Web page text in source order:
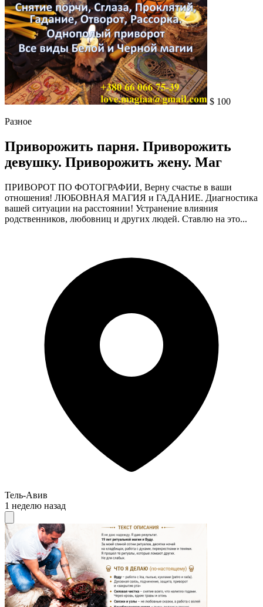
$ 100
Разное
Приворожить парня. Приворожить
девушку. Приворожить жену. Маг
ПРИВОРОТ ПО ФОТОГРАФИИ, Верну счастье в ваши
отношения! ЛЮБОВНАЯ МАГИЯ и ГАДАНИЕ. Диагностика
вашей ситуации на расстоянии! Устранение влияния
родственников, любовниц и других людей. Ставлю на это...
Тель-Авив
1 неделю назад